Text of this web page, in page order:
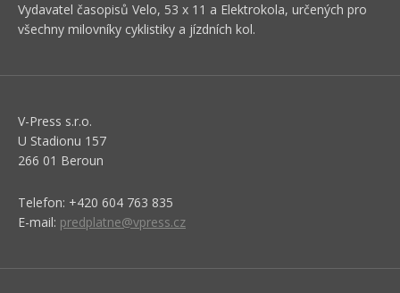
Vydavatel časopisů Velo, 53 x 11 a Elektrokola, určených pro
všechny milovníky cyklistiky a jízdních kol.
V-Press s.r.o.
U Stadionu 157
266 01 Beroun
Telefon: +420 604 763 835
E-mail: predplatne@vpress.cz